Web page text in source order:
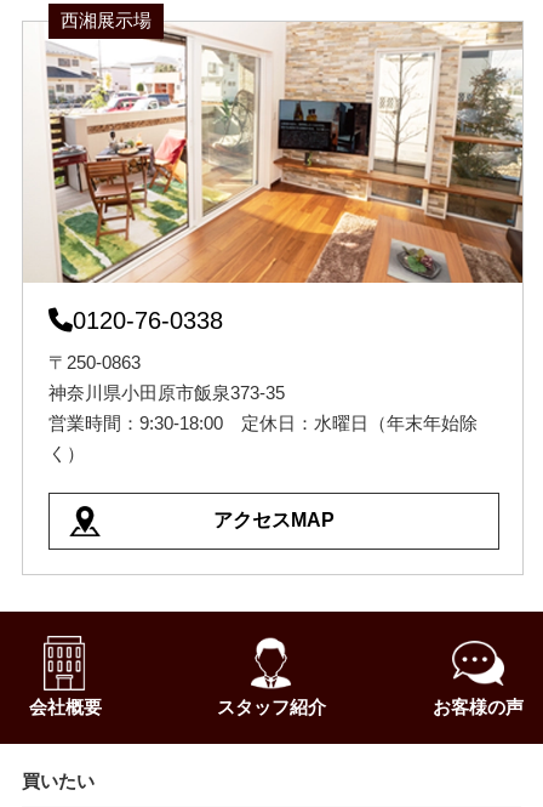
西湘展示場
0120-76-0338
〒250-0863
神奈川県小田原市飯泉373-35
営業時間：9:30-18:00 定休日：水曜日（年末年始除
く）
アクセスMAP
会社概要 スタッフ紹介 お客様の声
買いたい